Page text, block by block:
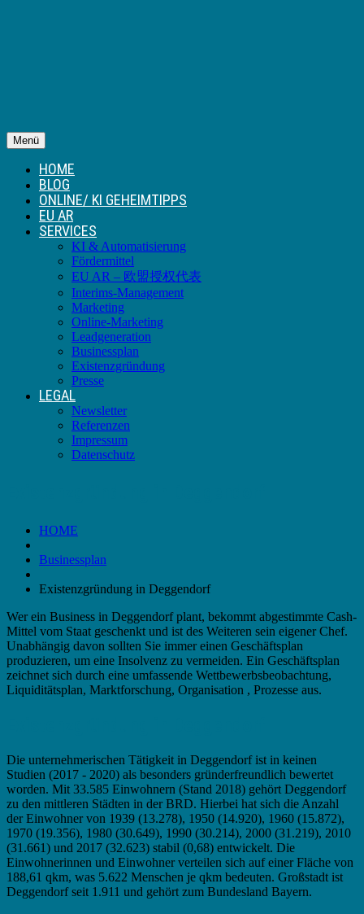
Menü
HOME
BLOG
ONLINE/ KI GEHEIMTIPPS
EU AR
SERVICES
KI & Automatisierung
Fördermittel
EU AR – 欧盟授权代表
Interims-Management
Marketing
Online-Marketing
Leadgeneration
Businessplan
Existenzgründung
Presse
LEGAL
Newsletter
Referenzen
Impressum
Datenschutz
HOME
Businessplan
Existenzgründung in Deggendorf
Wer ein Business in Deggendorf plant, bekommt abgestimmte Cash-
Mittel vom Staat geschenkt und ist des Weiteren sein eigener Chef.
Unabhängig davon sollten Sie immer einen Geschäftsplan
produzieren, um eine Insolvenz zu vermeiden. Ein Geschäftsplan
zeichnet sich durch eine umfassende Wettbewerbsbeobachtung,
Liquiditätsplan, Marktforschung, Organisation , Prozesse aus.
Die unternehmerischen Tätigkeit in Deggendorf ist in keinen
Studien (2017 - 2020) als besonders gründerfreundlich bewertet
worden. Mit 33.585 Einwohnern (Stand 2018) gehört Deggendorf
zu den mittleren Städten in der BRD. Hierbei hat sich die Anzahl
der Einwohner von 1939 (13.278), 1950 (14.920), 1960 (15.872),
1970 (19.356), 1980 (30.649), 1990 (30.214), 2000 (31.219), 2010
(31.661) und 2017 (32.623) stabil (0,68) entwickelt. Die
Einwohnerinnen und Einwohner verteilen sich auf einer Fläche von
188,61 qkm, was 5.622 Menschen je qkm bedeuten. Großstadt ist
Deggendorf seit 1.911 und gehört zum Bundesland Bayern.